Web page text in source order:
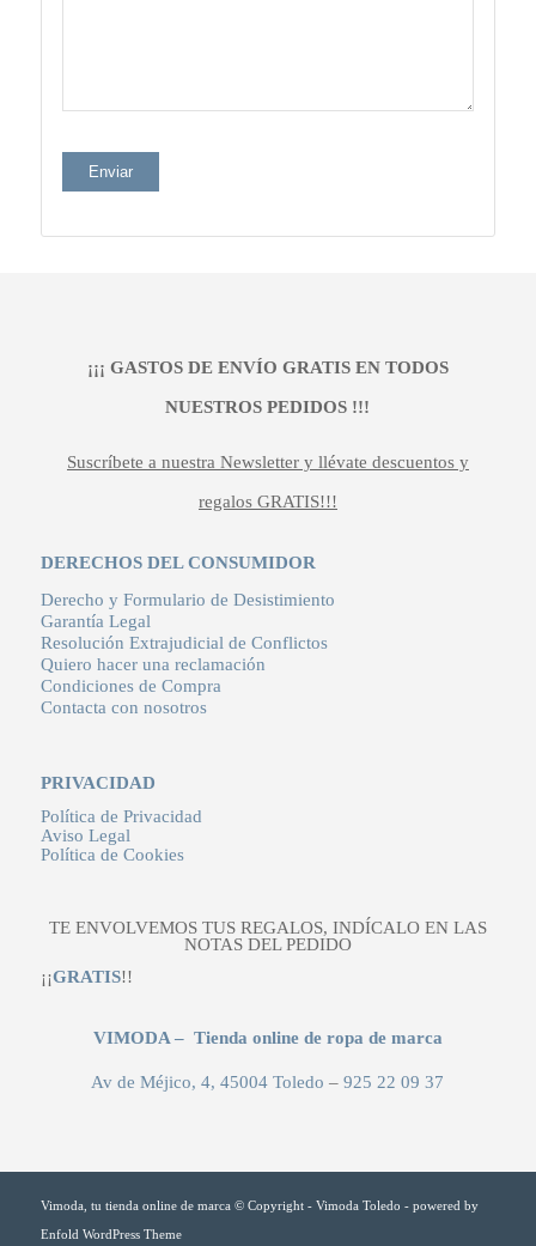
¡¡¡ GASTOS DE ENVÍO GRATIS EN TODOS
NUESTROS PEDIDOS !!!
Suscríbete a nuestra Newsletter y llévate descuentos y
regalos GRATIS!!!
DERECHOS DEL CONSUMIDOR
Derecho y Formulario de Desistimiento
Garantía Legal
Resolución Extrajudicial de Conflictos
Quiero hacer una reclamación
Condiciones de Compra
Contacta con nosotros
PRIVACIDAD
Política de Privacidad
Aviso Legal
Política de Cookies
TE ENVOLVEMOS TUS REGALOS, INDÍCALO EN LAS
NOTAS DEL PEDIDO
¡¡GRATIS!!
VIMODA – Tienda online de ropa de marca
Av de Méjico, 4, 45004 Toledo –925 22 09 37
Vimoda, tu tienda online de marca © Copyright - Vimoda Toledo - powered by
Enfold WordPress Theme